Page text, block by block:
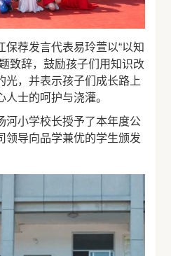
荐发言代表易玲萱以“以知
致辞，鼓励孩子们用知识改
光，并表示孩子们成长路上
士的呵护与浇灌。
小学校长授予了本年度公
领导向品学兼优的学生颁发